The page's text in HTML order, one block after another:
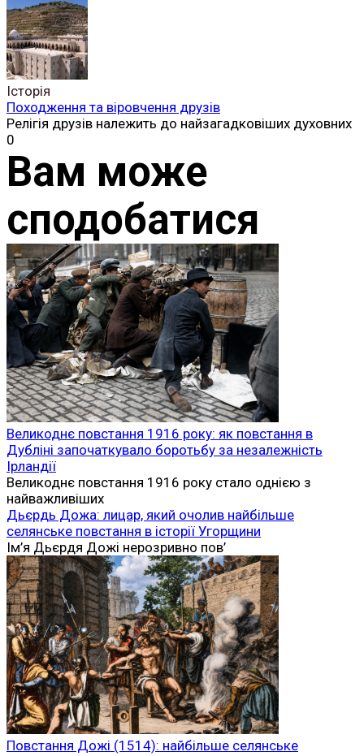
Історія
Походження та віровчення друзів
Релігія друзів належить до найзагадковіших духовних
0
Вам може
сподобатися
Великоднє повстання 1916 року: як повстання в
Дубліні започаткувало боротьбу за незалежність
Ірландії
Великоднє повстання 1916 року стало однією з
найважливіших
Дьєрдь Дожа: лицар, який очолив найбільше
селянське повстання в історії Угорщини
Ім’я Дьєрдя Дожі нерозривно пов’
Повстання Дожі (1514): найбільше селянське